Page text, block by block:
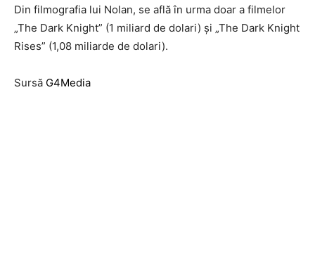
Din filmografia lui Nolan, se află în urma doar a filmelor
„The Dark Knight” (1 miliard de dolari) şi „The Dark Knight
Rises” (1,08 miliarde de dolari).
Sursă G4Media